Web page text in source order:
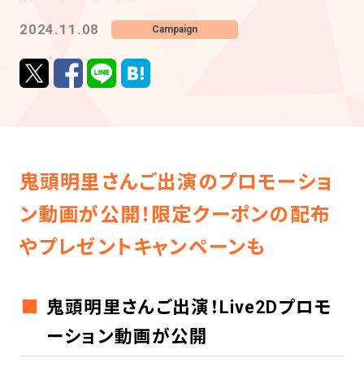
2024.11.08 Campaign
鬼頭明里さんご出演のプロモーショ
ン動画が公開！限定クーポンの配布
やプレゼントキャンペーンも
鬼頭明里さんご出演！Live2Dプロモ
ーション動画が公開